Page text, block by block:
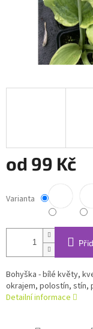
od 99 Kč
cena:
Varianta
Bohyška - bílé květy,
okrajem, polostín, stín,
Detailní informace